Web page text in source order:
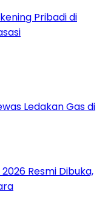
Pribadi di
Ledakan Gas di
Resmi Dibuka,